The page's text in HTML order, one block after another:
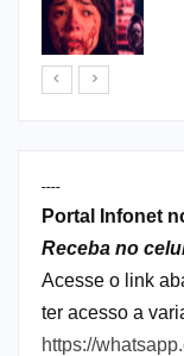
----
Portal Infonet
Receba no
Acesse o link
ter acesso a
https://